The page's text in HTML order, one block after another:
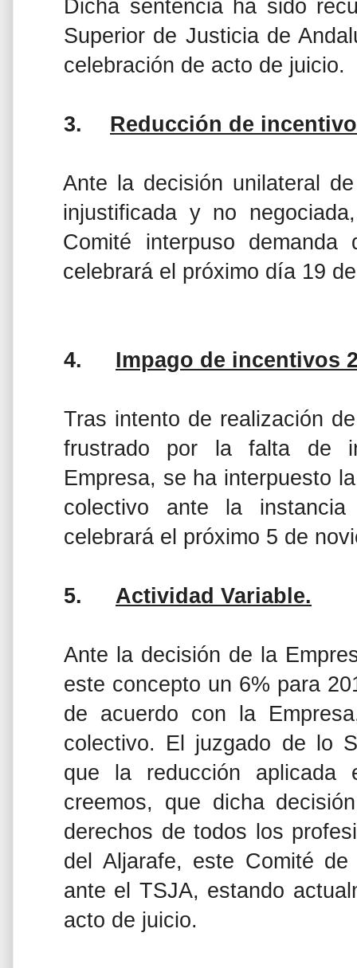
Dicha sentencia ha sido
Superior de Justicia de
celebración de acto de juicio.
3. Reducción de
Ante la decisión unilateral
injustificada y no
Comité
interpuso
celebrará el próximo día 19
4. Impago de incentivos
Tras intento de realización
frustrado por la falta de
Empresa, se ha interpuesto
colectivo ante la
celebrará el próximo 5 de
5. Actividad Variable.
Ante la decisión de la
este concepto un 6% para
de acuerdo con la
colectivo. El juzgado de lo
que la reducción aplicada
creemos, que dicha
derechos de todos los
del Aljarafe, este Comité
ante el TSJA, estando
acto de juicio.